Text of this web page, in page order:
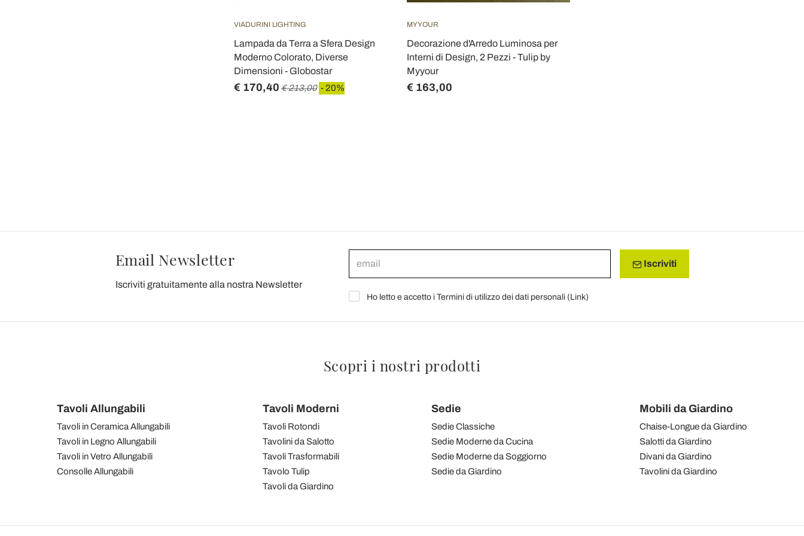
VIADURINI LIGHTING
Lampada da Terra a Sfera Design
Moderno Colorato, Diverse
Dimensioni - Globostar
€ 170,40 € 213,00 - 20%
MYYOUR
Decorazione d'Arredo Luminosa per
Interni di Design, 2 Pezzi - Tulip by
Myyour
€ 163,00
Email Newsletter
Iscriviti gratuitamente alla nostra Newsletter
Iscriviti
Ho letto e accetto i Termini di utilizzo dei dati personali (Link)
Scopri i nostri prodotti
Tavoli Allungabili
Tavoli in Ceramica Allungabili
Tavoli in Legno Allungabili
Tavoli in Vetro Allungabili
Consolle Allungabili
Tavoli Moderni
Tavoli Rotondi
Tavolini da Salotto
Tavoli Trasformabili
Tavolo Tulip
Tavoli da Giardino
Sedie
Sedie Classiche
Sedie Moderne da Cucina
Sedie Moderne da Soggiorno
Sedie da Giardino
Mobili da Giardino
Chaise-Longue da Giardino
Salotti da Giardino
Divani da Giardino
Tavolini da Giardino